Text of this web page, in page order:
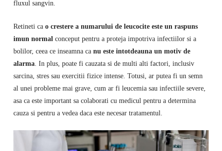
fluxul sangvin.
Retineti ca o crestere a numarului de leucocite este un raspuns
imun normal conceput pentru a proteja impotriva infectiilor si a
bolilor, ceea ce inseamna ca nu este intotdeauna un motiv de
alarma. In plus, poate fi cauzata si de multi alti factori, inclusiv
sarcina, stres sau exercitii fizice intense. Totusi, ar putea fi un semn
al unei probleme mai grave, cum ar fi leucemia sau infectiile severe,
asa ca este important sa colaborati cu medicul pentru a determina
cauza si pentru a vedea daca este necesar tratamentul.